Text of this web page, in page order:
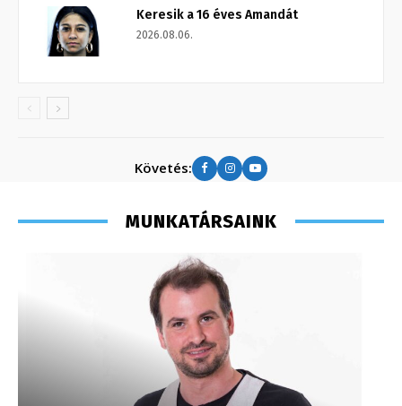
Keresik a 16 éves Amandát
2026.08.06.
Követés:
MUNKATÁRSAINK